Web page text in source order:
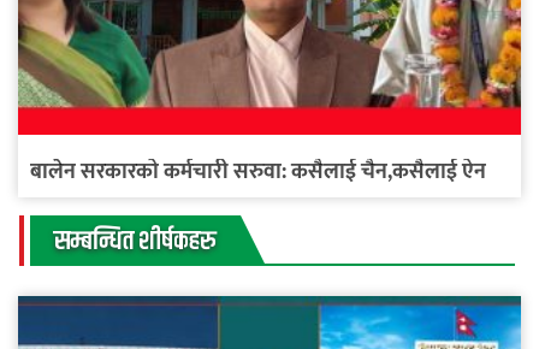
बालेन सरकारको कर्मचारी सरुवा: कसैलाई चैन,कसैलाई ऐन
सम्बन्धित शीर्षकहरु